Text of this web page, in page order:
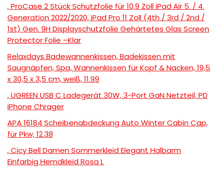
, ProCase 2 Stück Schutzfolie für 10,9 Zoll iPad Air 5. / 4.
Generation 2022/2020, iPad Pro 11 Zoll (4th / 3rd / 2nd /
1st) Gen. 9H Displayschutzfolie Gehärtetes Glas Screen
Protector Folie –Klar
Relaxdays Badewannenkissen, Badekissen mit
Saugnäpfen, Spa, Wannenkissen für Kopf & Nacken, 19,5
x 30,5 x 3,5 cm, weiß, 11.99
, UGREEN USB C Ladegerät 30W, 3-Port GaN Netzteil, PD
iPhone Chrager
APA 16184 Scheibenabdeckung Auto Winter Cabin Cap,
für Pkw, 12.38
, Cicy Bell Damen Sommerkleid Elegant Halbarm
Einfarbig Hemdkleid Rosa L